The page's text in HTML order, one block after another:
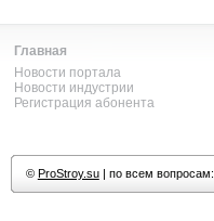
Главная
Новости портала
Новости индустрии
Регистрация абонента
© ProStroy.su| по всем вопросам: